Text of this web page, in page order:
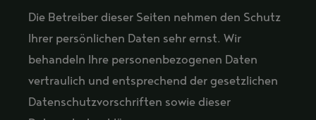
Die Betreiber dieser Seiten nehmen den Schutz
Ihrer persönlichen Daten sehr ernst. Wir
behandeln Ihre personenbezogenen Daten
vertraulich und entsprechend der gesetzlichen
Datenschutzvorschriften sowie dieser